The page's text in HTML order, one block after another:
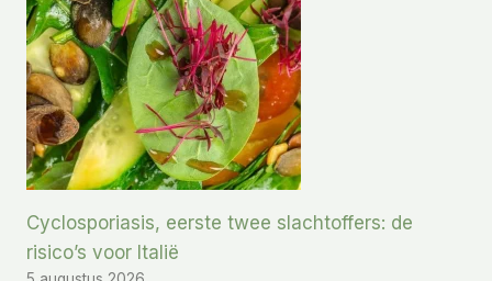
Cyclosporiasis, eerste twee slachtoffers: de
risico’s voor Italië